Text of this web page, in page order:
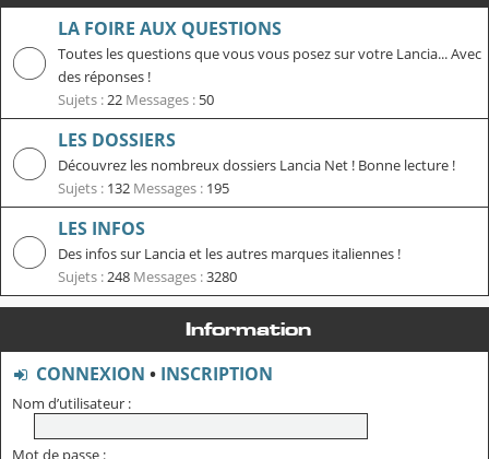
LA FOIRE AUX QUESTIONS
Toutes les questions que vous vous posez sur votre Lancia... Avec
des réponses !
Sujets :22 Messages : 50
LES DOSSIERS
Découvrez les nombreux dossiers Lancia Net ! Bonne lecture !
Sujets : 132 Messages : 195
LES INFOS
Des infos sur Lancia et les autres marques italiennes !
Sujets :248 Messages :3280
Information
CONNEXION • INSCRIPTION
Nom d’utilisateur :
Mot de passe :